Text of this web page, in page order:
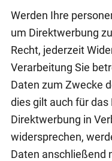
Werden Ihre
um Direktwerbung
Recht, jederzeit
Verarbeitung Sie
Daten zum Zwecke
dies gilt auch für
Direktwerbung in
widersprechen,
Daten anschließend